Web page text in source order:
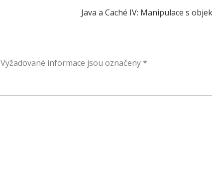
Java a Caché IV: Manipulace s
Vyžadované informace jsou označeny *